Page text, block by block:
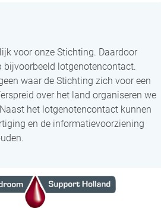
voor onze Stichting. Daardoor
bijvoorbeeld lotgenotencontact.
waar de Stichting zich voor een
over het land organiseren we
het lotgenotencontact kunnen
en de informatievoorziening